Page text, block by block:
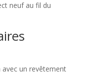
neuf au fil du
avec un revêtement